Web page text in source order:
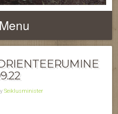
Menu
Seiklusminister